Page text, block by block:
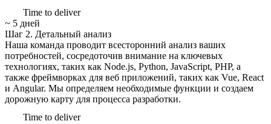
Time to deliver
~ 5 дней
Шаг 2. Детальный анализ
Наша команда проводит всесторонний анализ ваших
потребностей, сосредоточив внимание на ключевых
технологиях, таких как Node.js, Python, JavaScript, PHP, а
также фреймворках для веб приложений, таких как Vue, React
и Angular. Мы определяем необходимые функции и создаем
дорожную карту для процесса разработки.
Time to deliver